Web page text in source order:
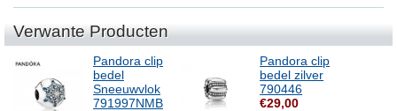
Verwante Producten
Pandora clip
bedel
Sneeuwvlok
791997NMB
Pandora clip
bedel zilver
790446
€29,00